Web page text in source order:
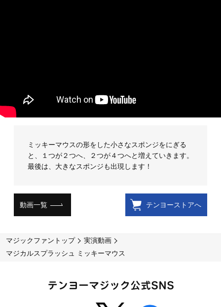
ミッキーマウスの形をした小さなスポンジをにぎる
と、１つが２つへ、２つが４つへと増えていきます。
最後は、大きなスポンジも出現します！
動画一覧 テンヨーストアへ
マジックファントップ
実演動画
マジカルスプラッシュ ミッキーマウス
テンヨーマジック公式SNS